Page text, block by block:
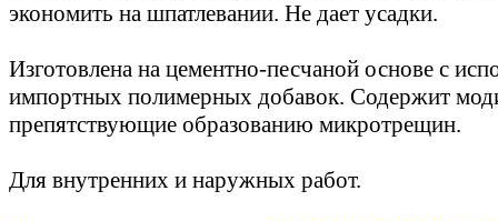
экономить на шпатлевании. Не дает усадки.
Изготовлена на цементно-песчаной основе с
импортных полимерных добавок. Содержит
препятствующие образованию микротрещин.
Для внутренних и наружных работ.